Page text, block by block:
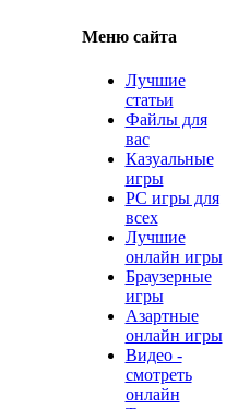
Меню сайта
Лучшие
статьи
Файлы для
вас
Казуальные
игры
PC игры для
всех
Лучшие
онлайн игры
Браузерные
игры
Азартные
онлайн игры
Видео -
смотреть
онлайн